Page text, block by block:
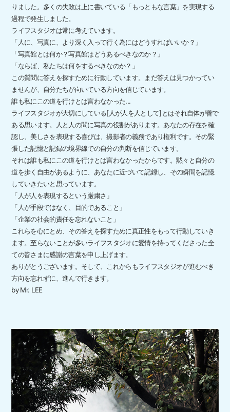
りました。多くの失敗は上に書いている「もっともな言葉」を実現する
過程で発生しました。
ライフスタジオは常に考えています。
「人に、写真に、より深く入って行く為にはどうすればいいか？」
「写真館とは何か？写真館はどうあるべきなのか？」
「ならば、私たちは何をするべきなのか？」
この質問に答えを探すために行動しています。まだ答えは見つかってい
ませんが、自分たちが向いている方向を信じています。
誰も私にこの道を行けとは言わなかった...
ライフスタジオが大切にしている[人が人を人として]とはそれ自体が善で
ある思います。人と人の間に写真の役割があります。あなたの存在を確
認し、美しさを表現する喜びは、撮影者の義務であり権利です。その緊
張した記憶と記録の境界線での自分の判断を信じています。
それは誰も私にこの道を行けとは言わなかったからです。黙々と自分の
道を歩く自由があるように、あなたに近づいて記録し、その瞬間を記憶
していきたいと思っています。
「人が人を表現するという厳粛さ」
「人が手段ではなく、目的であること」
「企業の社会的責任を忘れないこと」
これらを心にとめ、その答えを探すために真正性をもって行動していき
ます。至らないことが多いライフスタジオに愛情を持ってくださった全
ての皆さまに感謝の言葉を申し上げます。
ありがとうございます。そして、これからもライフスタジオが進むべき
方向を忘れずに、進んで行きます。
by Mr. LEE